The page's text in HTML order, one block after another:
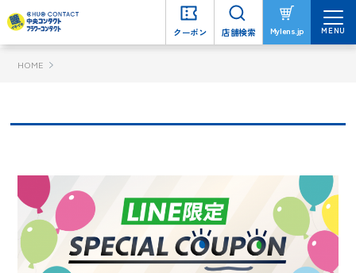
クーポン 店舗検索 Mylens.jp MENU
HOME
クーポン 店舗検索 Mylens.jp MENU